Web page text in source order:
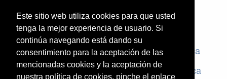
Este sitio web utiliza cookies para que usted
tenga la mejor experiencia de usuario. Si
continúa navegando está dando su
consentimiento para la aceptación de las
mencionadas cookies y la aceptación de
nuestra política de cookies, pinche el enlace
Evaluación en educación física
Criterios de evaluación en educación física
Rúbricas de evaluación en educación física